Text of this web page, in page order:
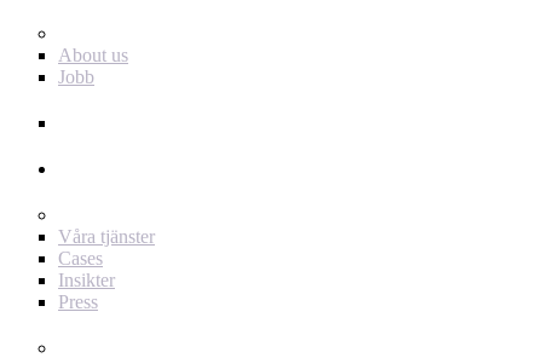
About us
Jobb
Våra tjänster
Cases
Insikter
Press